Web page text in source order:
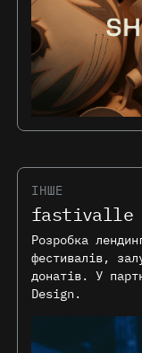
ІНШЕ
fastivalle
Розробка
фестивалів,
донатів. У
Design.